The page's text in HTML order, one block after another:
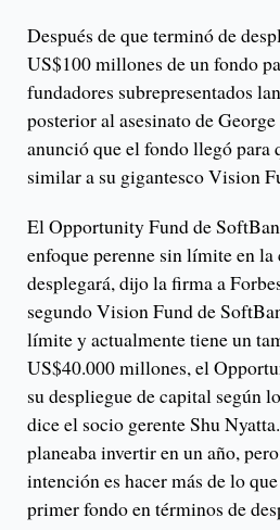
Después de que terminó de
US$100 millones de un fondo
fundadores subrepresentados
posterior al asesinato de
anunció que el fondo llegó para
similar a su gigantesco Vision
El Opportunity Fund de
enfoque perenne sin límite en
desplegará, dijo la firma a
segundo Vision Fund de
límite y actualmente tiene un
US$40.000 millones, el
su despliegue de capital según
dice el socio gerente Shu
planeaba invertir en un año,
intención es hacer más de lo
primer fondo en términos de